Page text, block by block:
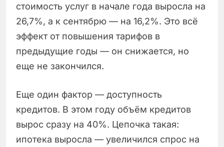
стоимость услуг в начале года выросла на
26,7%, а к сентябрю — на 16,2%. Это всё
эффект от повышения тарифов в
предыдущие годы — он снижается, но
еще не закончился.
Еще один фактор — доступность
кредитов. В этом году объём кредитов
вырос сразу на 40%. Цепочка такая:
ипотека выросла — увеличился спрос на